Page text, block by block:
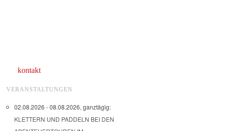
kontakt
VERANSTALTUNGEN
02.08.2026 - 08.08.2026, ganztägig:
KLETTERN UND PADDELN BEI DEN